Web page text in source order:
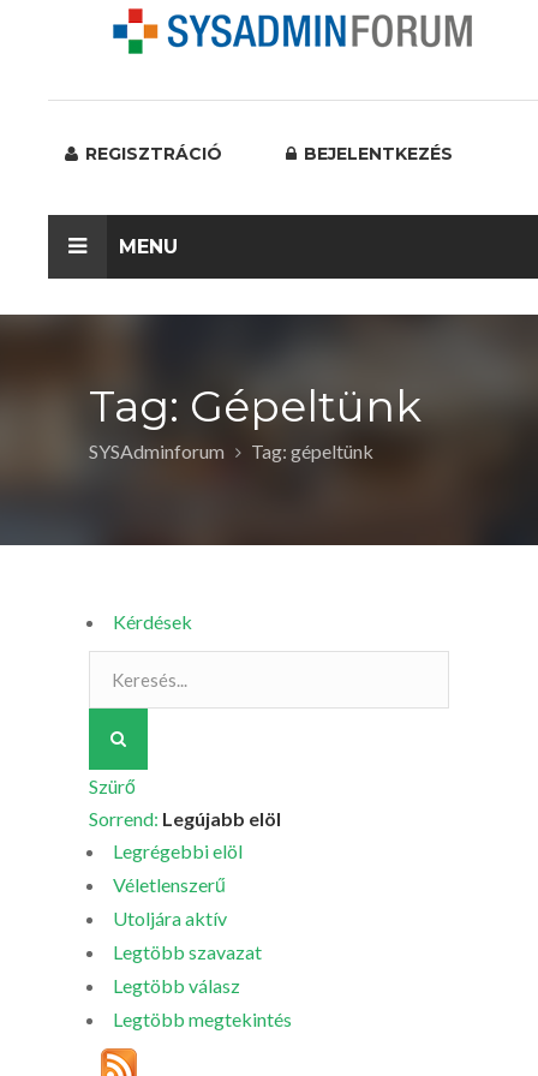
REGISZTRÁCIÓ BEJELENTKEZÉS
MENU
Tag: Gépeltünk
SYSAdminforum Tag: gépeltünk
Kérdések
Szürő
Sorrend: Legújabb elöl
Legrégebbi elöl
Véletlenszerű
Utoljára aktív
Legtöbb szavazat
Legtöbb válasz
Legtöbb megtekintés